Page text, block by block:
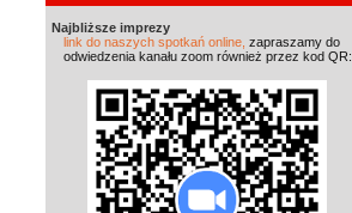
Najbliższe imprezy
link do naszych spotkań online, zapraszamy do
odwiedzenia kanału zoom również przez kod QR: